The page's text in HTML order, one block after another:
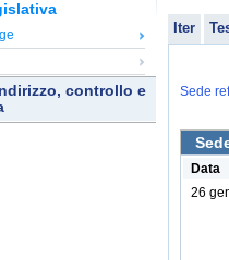
controllo e
Iter
Sede
Data
26